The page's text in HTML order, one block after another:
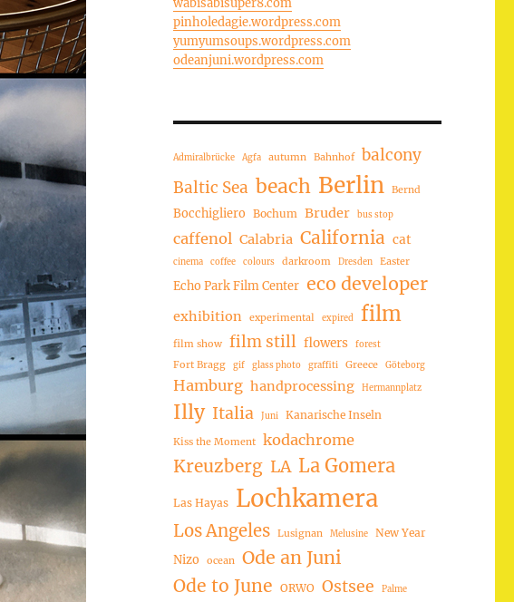
pinholedagie.wordpress.com
yumyumsoups.wordpress.com
odeanjuni.wordpress.com
Admiralbrücke Agfa autumn Bahnhof balcony
Baltic Sea beach Berlin Bernd
Bocchigliero Bochum Bruder bus stop
caffenol Calabria California cat
cinema coffee colours darkroom Dresden Easter
Echo Park Film Center eco developer
exhibition experimental expired film
film show film still flowers forest
Fort Bragg gif glass photo graffiti Greece Göteborg
Hamburg handprocessing Hermannplatz
Illy Italia Juni Kanarische Inseln
Kiss the Moment kodachrome
Kreuzberg LA La Gomera
Las Hayas Lochkamera
Los Angeles Lusignan Melusine New Year
Nizo ocean
Ode an Juni
Ode to June ORWO Ostsee Palme